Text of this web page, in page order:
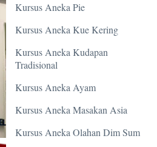
Kursus Aneka Pie
Kursus Aneka Kue Kering
Kursus Aneka Kudapan
Tradisional
Kursus Aneka Ayam
Kursus Aneka Masakan Asia
Kursus Aneka Olahan Dim Sum